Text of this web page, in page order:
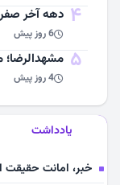
4 دهه آخر
6 روز پیش
5 مشهد‌الرضا؛
4 روز پیش
یادداشت
خبر، امانت حقیقت